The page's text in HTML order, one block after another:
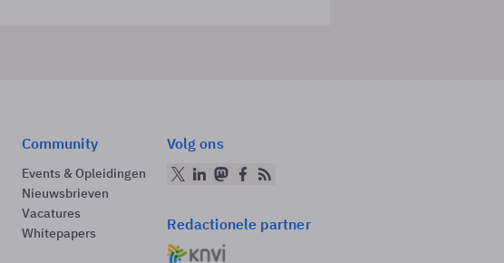
Community
Events & Opleidingen
Nieuwsbrieven
Vacatures
Whitepapers
Volg ons
Redactionele partner